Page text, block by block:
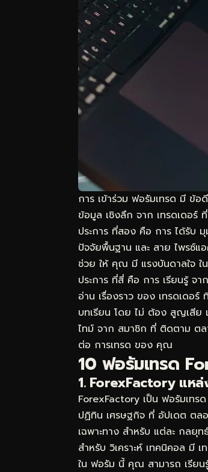
การ เข้าร่วม ฟอรัมเทรด มี ข้อ
ข้อมูล เชิงลึก จาก เทรดเดอ
ประการ ที่สอง คือ การ ได้รับ
ปัจจัยพื้นฐาน และ สาย ไพรซ์แ
ช่วย ให้ คุณ มี แรงบันดาลใจ ใ
ประการ ที่สี่ คือ การ เรียนรู้
อ่าน เรื่องราว ของ เทรดเดอ
บทเรียน โดย ไม่ ต้อง สูญเสีย
ไทม์ จาก สมาชิก ที่ ติดตาม ต
ต่อ การเทรด ของ คุณ
10 ฟอรัมเทรด
1. ForexFactory แหล่
ForexFactory เป็น ฟอรัมเท
ปฏิทิน เศรษฐกิจ ที่ อัปเดต ตล
เฉพาะทาง สำหรับ แต่ละ กลยุ
สำหรับ วิเคราะห์ เทคนิคอล มี
ใน ฟอรัม นี้ คุณ สามารถ เรีย